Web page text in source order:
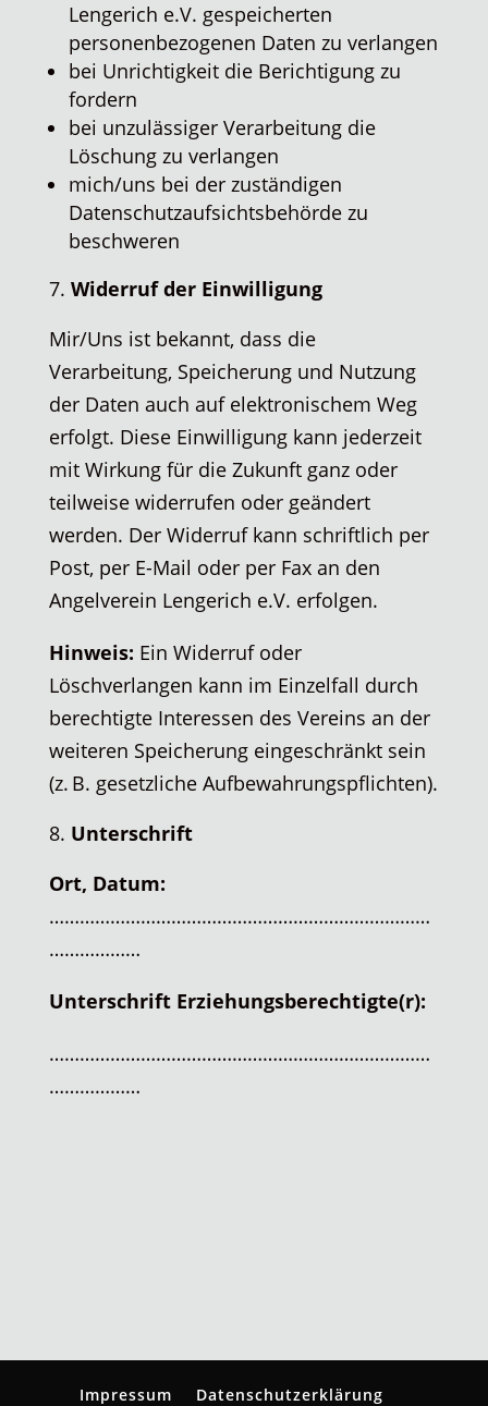
Lengerich e.V. gespeicherten
personenbezogenen Daten zu verlangen
bei Unrichtigkeit die Berichtigung zu
fordern
bei unzulässiger Verarbeitung die
Löschung zu verlangen
mich/uns bei der zuständigen
Datenschutzaufsichtsbehörde zu
beschweren
Widerruf der Einwilligung
Mir/Uns ist bekannt, dass die
Verarbeitung, Speicherung und Nutzung
der Daten auch auf elektronischem Weg
erfolgt. Diese Einwilligung kann jederzeit
mit Wirkung für die Zukunft ganz oder
teilweise widerrufen oder geändert
werden. Der Widerruf kann schriftlich per
Post, per E-Mail oder per Fax an den
Angelverein Lengerich e.V. erfolgen.
Hinweis: Ein Widerruf oder
Löschverlangen kann im Einzelfall durch
berechtigte Interessen des Vereins an der
weiteren Speicherung eingeschränkt sein
(z. B. gesetzliche Aufbewahrungspflichten).
Unterschrift
Ort, Datum:
…………………………………………………………………
………………
Unterschrift Erziehungsberechtigte(r):
…………………………………………………………………
………………
Impressum Datenschutzerklärung